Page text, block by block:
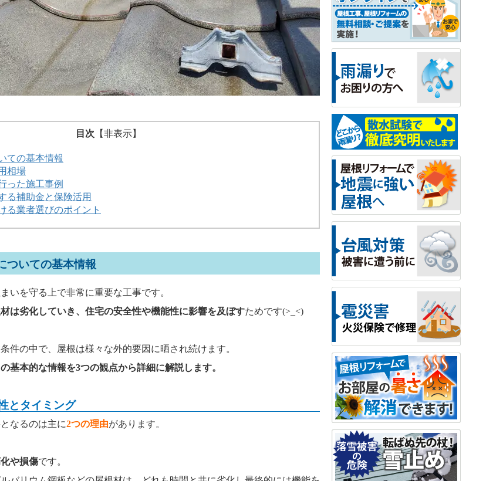
目次 【非表示】
ての基本情報
相場
った施工事例
る補助金と保険活用
る業者選びのポイント
ついての基本情報
いを守る上で非常に重要な工事です。
は劣化していき、住宅の安全性や機能性に影響を及ぼすためです(>_<)
件の中で、屋根は様々な外的要因に晒され続けます。
基本的な情報を3つの観点から詳細に解説します。
とタイミング
なるのは主に2つの理由があります。
や損傷です。